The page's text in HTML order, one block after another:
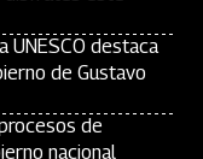
UNESCO destaca
de Gustavo
de
nacional